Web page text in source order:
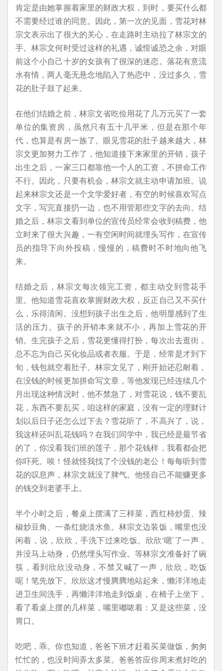
肯定是由她掌握着家里的财政大权，到时，要买什么都
不需要经过谁的同意。因此，第一次的见面，雪花对林
宗文表示出了很大的关心，在走路时主动拉了林宗文的
手。林宗文何时受过这样的礼遇，诚惶诚恐之余，对眼
前这个小自己十岁的女孩有了很深的迷恋。落花有意流
水有情，两人毫无悬念地陷入了热恋中，没过多久，雪
花的肚子鼓了起来。
在他们结婚之前，林宗文省吃俭用花了几万元买了一套
单位的集资房，虽然只有五十几平米，但是在那个年
代，也算是有房一族了。眼见雪花的肚子越来越大，林
宗文更加努力工作了，他知道接下来家里的开销，孩子
出生之后，一家三口都靠他一个人的工资，不拼命工作
不行。因此，只要有机会，林宗文就主动申请加班。说
起来林宗文还是一个文学爱好者，有空的时候喜欢写点
文字，写完直接扔一边，也不用管那些文字的去向。结
婚之后，林宗文看到单位的宣传员经常会收到稿费，他
立时来了很大兴趣，一有空闲时间就埋头写作，在宣传
员的指导下向外投稿，慢慢的，稿费时不时地向他飞
来。
结婚之后，林宗文每次领完工资，都主动交到雪花手
里。他知道雪花喜欢掌握财政大权，反正自己又不买什
么，乐得清闲。没想到孩子出生之后，他明显感到了生
活的压力。孩子的开销本来就不小，再加上雪花的开
销。生完孩子之后，雪花更懂得打扮，每次出去逛街，
总不忘为自己买化妆品或者衣服。于是，经常是才到下
旬，钱包就空着肚子。林宗文见了，刚开始还忍耐着，
在没钱的时候更加拼命写文章，等他发现已经连续几个
月出现这种情况时，他不禁急了，对雪花说，钱不要乱
花，东西不要乱买，咱这样的家庭，没有一定的理财计
划以后日子还怎么过下去？雪花听了，不高兴了，说，
我这样还叫乱花钱吗？在我们同学中，我已经是最节省
的了，你没看我们班的莲子，那个花钱样，我看都会把
你吓死。唉！怪就怪我找了个没钱的老公！每每听到雪
花的叹息声，林宗文就没了脾气。他怪自己不能赚更多
的钱交到老婆手上。
半个小时之后，餐桌上摆满了三样菜，西红柿炒蛋、辣
椒炒豆角、一条红烧淡水鱼。林宗文边装饭，嘴里也没
闲着，说，欣欣，手洗下过来吃饭。欣欣‘嗯’了一声，
并没马上动身，仍然埋头写作业。等林宗文准备好了碗
筷，看到欣欣没动身，不禁又喊了一声，欣欣，吃饭
呢！笔先放下。欣欣这才慢腾腾地站起来，懒洋洋地走
进卫生间洗手，再懒洋洋地走到饭桌，在椅子上坐下，
看了看桌上摆的几样菜，嘴里嘟哝着：又是这些菜，没
胃口。
吃吧，乖。你也知道，爸爸下班才赶着买菜做饭，匆匆
忙忙的，也没时间弄太多菜。爸爸答应你周末煮好吃的